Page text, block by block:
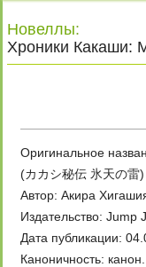
Новеллы:
Хроники Какаши:
Оригинальное
(カカシ秘伝 氷天の雷)
Автор: Акира
Издательство: Jump
Дата публикации:
Каноничность: канон.